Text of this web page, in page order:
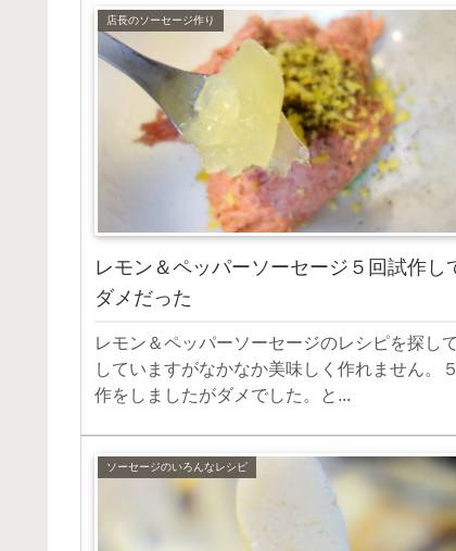
店長のソーセージ作り
レモン＆ペッパーソーセージ５回試作し
ダメだった
レモン＆ペッパーソーセージのレシピを探し
していますがなかなか美味しく作れません。
作をしましたがダメでした。と...
ソーセージのいろんなレシピ